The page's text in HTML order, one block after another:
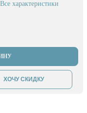
Все характеристики
ХОЧУ СКИДКУ